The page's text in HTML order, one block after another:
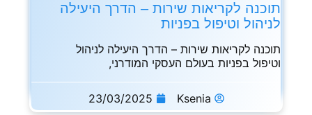
תוכנה לקריאות שירות – הדרך היעילה
לניהול וטיפול בפניות
תוכנה לקריאות שירות – הדרך היעילה לניהול
וטיפול בפניות בעולם העסקי המודרני,
Ksenia
23/03/2025